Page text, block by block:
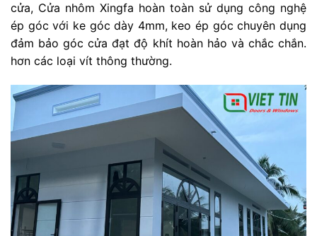
cửa, Cửa nhôm Xingfa hoàn toàn sử dụng công nghệ
ép góc với ke góc dày 4mm, keo ép góc chuyên dụng
đảm bảo góc cửa đạt độ khít hoàn hảo và chắc chắn.
hơn các loại vít thông thường.